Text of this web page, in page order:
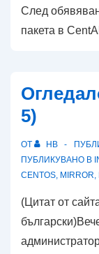
След
пакета в
5)
ОТ HB
ПУБЛИКУВАНО В
CENTOS, MIRROR,
(Цитат от